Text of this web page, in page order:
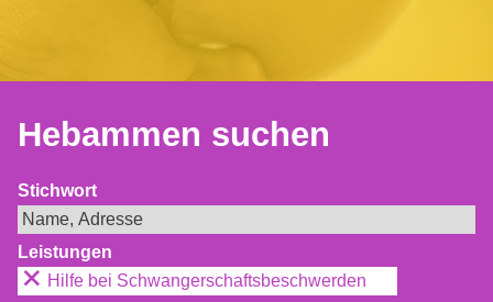
Hebammen suchen
Stichwort
Leistungen
Hilfe bei Schwangerschaftsbeschwerden